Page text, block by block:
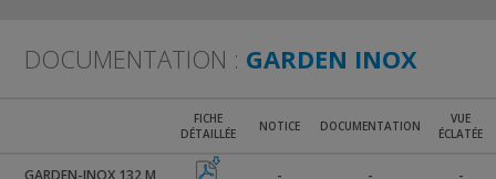
DOCUMENTATION : GARDEN INOX
FICHE
DÉTAILLÉE
NOTICE DOCUMENTATION
VUE
ÉCLATÉE
GARDEN-INOX 132 M - - -